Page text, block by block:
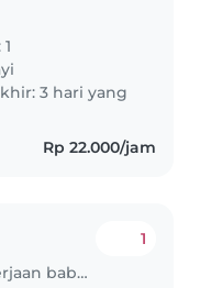
masih bayi,
bermain, dan
lain...
3 hari yang
Rp 22.000/jam
Lowongan pekerjaan babysitting di Jakarta
1